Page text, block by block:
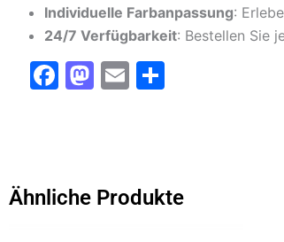
Individuelle Farbanpassung:
24/7 Verfügbarkeit: Bestellen Sie
F
b
M
d
E
Ähnliche Produkte